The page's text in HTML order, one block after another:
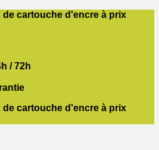
de cartouche d'encre à prix
/ 72h
de cartouche d'encre à prix